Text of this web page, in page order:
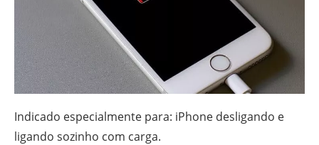
Indicado especialmente para: iPhone desligando e
ligando sozinho com carga.